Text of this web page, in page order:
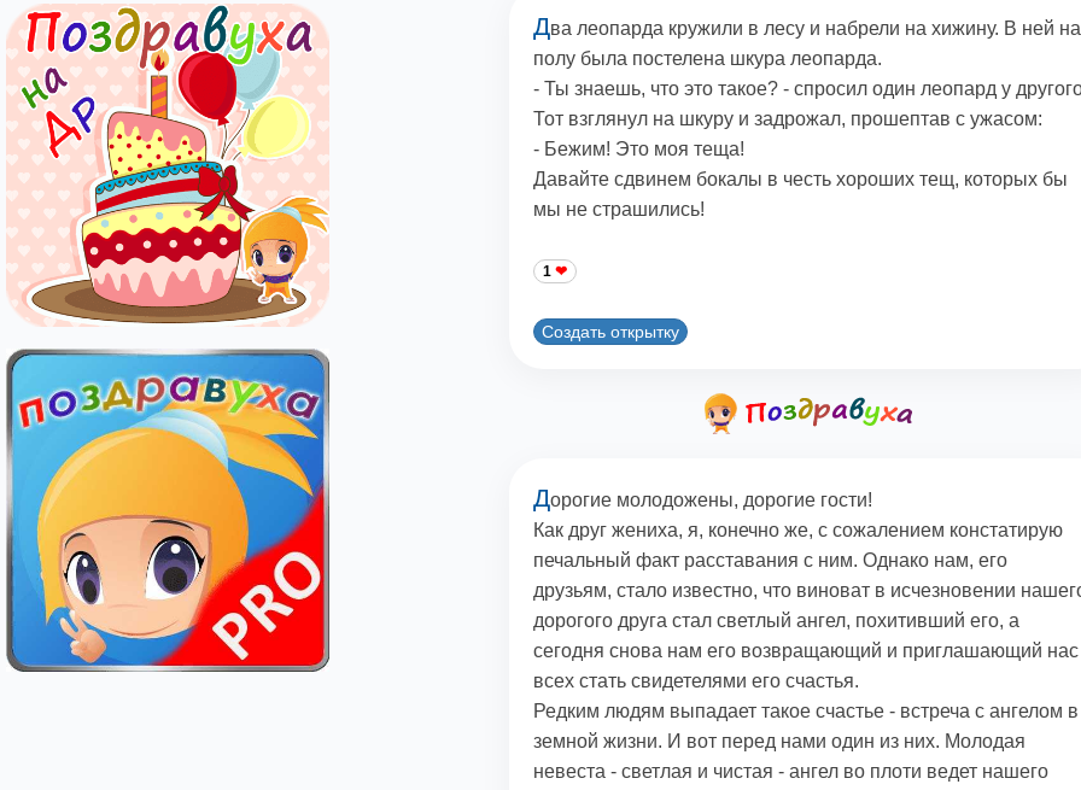
Два леопарда кружили в лесу и набрели на хижину. В ней на
полу была постелена шкура леопарда.
- Ты знаешь, что это такое? - спросил один леопард у
Тот взглянул на шкуру и задрожал, прошептав с ужасом:
- Бежим! Это моя теща!
Давайте сдвинем бокалы в честь хороших тещ, которых бы
мы не страшились!
1
Создать открытку
Дорогие молодожены, дорогие гости!
Как друг жениха, я, конечно же, с сожалением констатирую
печальный факт расставания с ним. Однако нам, его
друзьям, стало известно, что виноват в исчезновении
дорогого друга стал светлый ангел, похитивший его, а
сегодня снова нам его возвращающий и приглашающий нас
всех стать свидетелями его счастья.
Редким людям выпадает такое счастье - встреча с ангелом в
земной жизни. И вот перед нами один из них. Молодая
невеста - светлая и чистая - ангел во плоти ведет нашего